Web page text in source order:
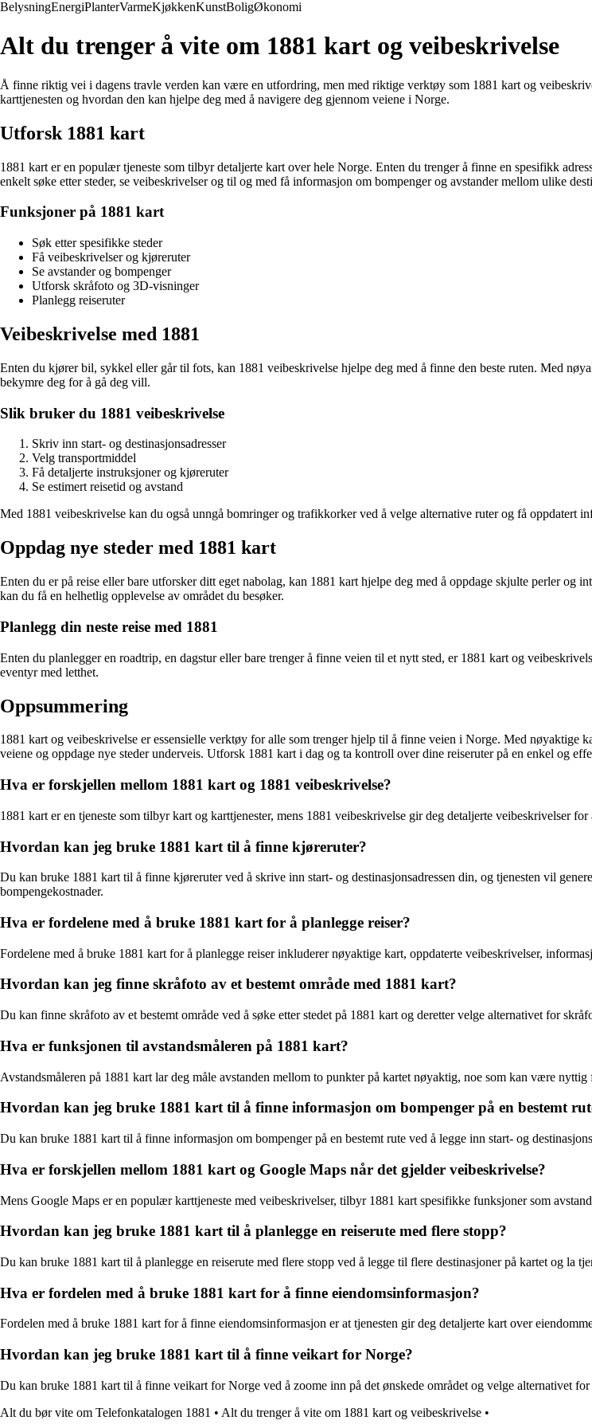
BelysningEnergiPlanterVarmeKjøkkenKunstBoligØkonomi
Alt du trenger å vite om 1881 kart og veibeskrivelse
Å finne riktig vei i dagens travle verden kan være en utfordring, men med riktige verktøy som 1881 kart og
karttjenesten og hvordan den kan hjelpe deg med å navigere deg gjennom veiene i Norge.
Utforsk 1881 kart
1881 kart er en populær tjeneste som tilbyr detaljerte kart over hele Norge. Enten du trenger å finne en spesifikk
enkelt søke etter steder, se veibeskrivelser og til og med få informasjon om bompenger og avstander mellom ulike
Funksjoner på 1881 kart
Søk etter spesifikke steder
Få veibeskrivelser og kjøreruter
Se avstander og bompenger
Utforsk skråfoto og 3D-visninger
Planlegg reiseruter
Veibeskrivelse med 1881
Enten du kjører bil, sykkel eller går til fots, kan 1881 veibeskrivelse hjelpe deg med å finne den beste ruten. Med
bekymre deg for å gå deg vill.
Slik bruker du 1881 veibeskrivelse
Skriv inn start- og destinasjonsadresser
Velg transportmiddel
Få detaljerte instruksjoner og kjøreruter
Se estimert reisetid og avstand
Med 1881 veibeskrivelse kan du også unngå bomringer og trafikkorker ved å velge alternative ruter og få oppdatert
Oppdag nye steder med 1881 kart
Enten du er på reise eller bare utforsker ditt eget nabolag, kan 1881 kart hjelpe deg med å oppdage skjulte perler og
kan du få en helhetlig opplevelse av området du besøker.
Planlegg din neste reise med 1881
Enten du planlegger en roadtrip, en dagstur eller bare trenger å finne veien til et nytt sted, er 1881 kart og
eventyr med letthet.
Oppsummering
1881 kart og veibeskrivelse er essensielle verktøy for alle som trenger hjelp til å finne veien i Norge. Med nøyaktige
veiene og oppdage nye steder underveis. Utforsk 1881 kart i dag og ta kontroll over dine reiseruter på en enkel og
Hva er forskjellen mellom 1881 kart og 1881 veibeskrivelse?
1881 kart er en tjeneste som tilbyr kart og karttjenester, mens 1881 veibeskrivelse gir deg detaljerte veibeskrivelser
Hvordan kan jeg bruke 1881 kart til å finne kjøreruter?
Du kan bruke 1881 kart til å finne kjøreruter ved å skrive inn start- og destinasjonsadressen din, og tjenesten vil
bompengekostnader.
Hva er fordelene med å bruke 1881 kart for å planlegge reiser?
Fordelene med å bruke 1881 kart for å planlegge reiser inkluderer nøyaktige kart, oppdaterte veibeskrivelser,
Hvordan kan jeg finne skråfoto av et bestemt område med 1881 kart?
Du kan finne skråfoto av et bestemt område ved å søke etter stedet på 1881 kart og deretter velge alternativet for
Hva er funksjonen til avstandsmåleren på 1881 kart?
Avstandsmåleren på 1881 kart lar deg måle avstanden mellom to punkter på kartet nøyaktig, noe som kan være
Hvordan kan jeg bruke 1881 kart til å finne informasjon om bompenger på en bestemt
Du kan bruke 1881 kart til å finne informasjon om bompenger på en bestemt rute ved å legge inn start- og
Hva er forskjellen mellom 1881 kart og Google Maps når det gjelder veibeskrivelse?
Mens Google Maps er en populær karttjeneste med veibeskrivelser, tilbyr 1881 kart spesifikke funksjoner som
Hvordan kan jeg bruke 1881 kart til å planlegge en reiserute med flere stopp?
Du kan bruke 1881 kart til å planlegge en reiserute med flere stopp ved å legge til flere destinasjoner på kartet og la
Hva er fordelen med å bruke 1881 kart for å finne eiendomsinformasjon?
Fordelen med å bruke 1881 kart for å finne eiendomsinformasjon er at tjenesten gir deg detaljerte kart over
Hvordan kan jeg bruke 1881 kart til å finne veikart for Norge?
Du kan bruke 1881 kart til å finne veikart for Norge ved å zoome inn på det ønskede området og velge alternativet
Alt du bør vite om Telefonkatalogen 1881 • Alt du trenger å vite om 1881 kart og veibeskrivelse •